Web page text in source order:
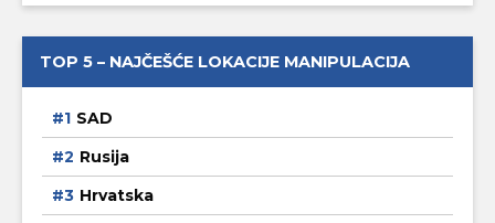
TOP 5 – NAJČEŠĆE LOKACIJE MANIPULACIJA
SAD
Rusija
Hrvatska